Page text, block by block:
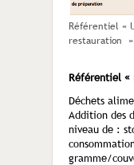
Référentiel «
restauration »
Référentiel «
Déchets
Addition des
niveau de :
gramme/